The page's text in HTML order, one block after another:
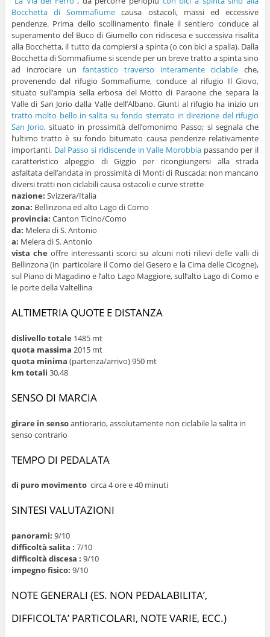
Bocchetta di Sommafiume causa ostacoli, massi ed eccessive
pendenze. Prima dello scollinamento finale il sentiero conduce al
superamento del Buco di Giumello con ridiscesa e successiva risalita
alla Bocchetta, il tutto da compiersi a spinta (o con bici a spalla). Dalla
Bocchetta di Sommafiume si scende per un breve tratto a spinta sino
ad incrociare unfantastico traverso interamente ciclabile che,
provenendo dal rifugio Sommafiume, conduce al rifugio Il Giovo,
situato sull’ampia sella erbosa del Motto di Paraone che separa la
Valle di San Jorio dalla Valle dell’Albano. Giunti al rifugio ha inizio un
tratto molto bello in salita su fondo sterrato in direzione del rifugio
San Jorio, situato in prossimità dell’omonimo Passo; si segnala che
l’ultimo tratto è su fondo bitumato causa pendenze relativamente
importanti. Dal Passo si ridiscende in Valle Morobbiapassando per il
caratteristico alpeggio di Giggio per ricongiungersi alla strada
asfaltata dell’andata in prossimità di Monti di Ruscada: non mancano
diversi tratti non ciclabili causa ostacoli e curve strette
nazione: Svizzera/Italia
zona: Bellinzona ed alto Lago di Como
provincia: Canton Ticino/Como
da: Melera di S. Antonio
a: Melera di S. Antonio
vistache offre interessanti scorci su alcuni noti rilievi delle valli di
Bellinzona (in particolare il Corno del Gesero e la Cima delle Cicogne),
sul Piano di Magadino e l’alto Lago Maggiore, sull’alto Lago di Como e
le porte della Valtellina
ALTIMETRIA QUOTE E DISTANZA
dislivello totale 1485 mt
quota massima 2015 mt
quota minima (partenza/arrivo) 950 mt
km totali 30,48
SENSO DI MARCIA
girare in sensoantiorario, assolutamente non ciclabile la salita in
senso contrario
TEMPO DI PEDALATA
di puro movimentocirca 4 ore e 40 minuti
SINTESI VALUTAZIONI
panorami: 9/10
difficoltà salita : 7/10
difficoltà discesa : 9/10
impegno fisico: 9/10
NOTE GENERALI (ES. NON PEDALABILITA’,
DIFFICOLTA’ PARTICOLARI, NOTE VARIE, ECC.)